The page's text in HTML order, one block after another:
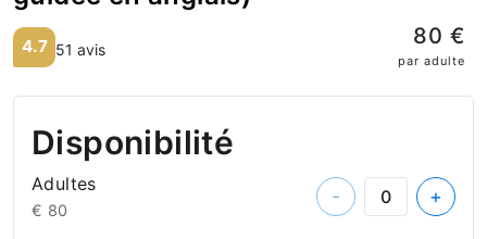
4.7 51 avis 80 €
par adulte
Disponibilité
Adultes
€ 80
- +